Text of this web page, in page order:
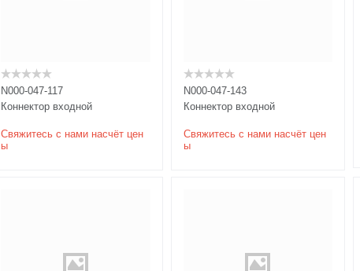
N000-047-117
Коннектор входной
Свяжитесь с нами насчёт цен
ы
N000-047-143
Коннектор входной
Свяжитесь с нами насчёт цен
ы